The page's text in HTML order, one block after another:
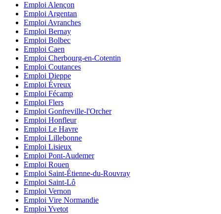
Emploi Alençon
Emploi Argentan
Emploi Avranches
Emploi Bernay
Emploi Bolbec
Emploi Caen
Emploi Cherbourg-en-Cotentin
Emploi Coutances
Emploi Dieppe
Emploi Évreux
Emploi Fécamp
Emploi Flers
Emploi Gonfreville-l'Orcher
Emploi Honfleur
Emploi Le Havre
Emploi Lillebonne
Emploi Lisieux
Emploi Pont-Audemer
Emploi Rouen
Emploi Saint-Étienne-du-Rouvray
Emploi Saint-Lô
Emploi Vernon
Emploi Vire Normandie
Emploi Yvetot